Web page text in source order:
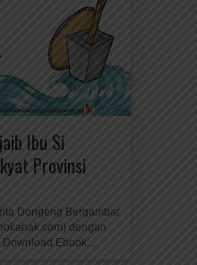
Ibu Si
Provinsi
Dongeng Bergambar
dengan
Ebook...